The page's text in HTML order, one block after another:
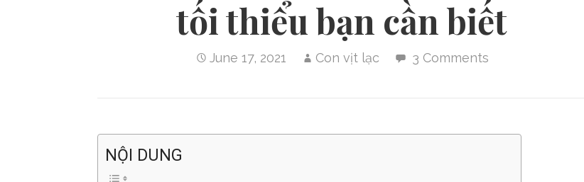
tối thiểu bạn cần biết
June 17, 2021 Con vịt lạc 3 Comments
NỘI DUNG